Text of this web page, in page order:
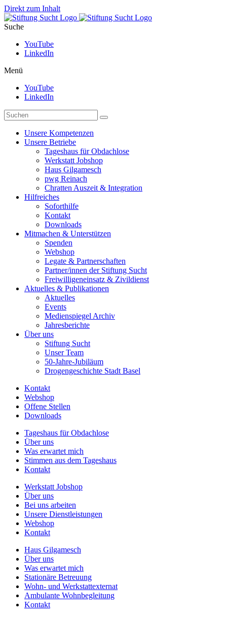
Direkt zum Inhalt
Suche
YouTube
LinkedIn
Menü
YouTube
LinkedIn
Unsere Kompetenzen
Unsere Betriebe
Tageshaus für Obdachlose
Werkstatt Jobshop
Haus Gilgamesch
pwg Reinach
Chratten Auszeit & Integration
Hilfreiches
Soforthilfe
Kontakt
Downloads
Mitmachen & Unterstützen
Spenden
Webshop
Legate & Partnerschaften
Partner/innen der Stiftung Sucht
Freiwilligeneinsatz & Zivildienst
Aktuelles & Publikationen
Aktuelles
Events
Medienspiegel Archiv
Jahresberichte
Über uns
Stiftung Sucht
Unser Team
50-Jahre-Jubiläum
Drogengeschichte Stadt Basel
Kontakt
Webshop
Offene Stellen
Downloads
Tageshaus für Obdachlose
Über uns
Was erwartet mich
Stimmen aus dem Tageshaus
Kontakt
Werkstatt Jobshop
Über uns
Bei uns arbeiten
Unsere Dienstleistungen
Webshop
Kontakt
Haus Gilgamesch
Über uns
Was erwartet mich
Stationäre Betreuung
Wohn- und Werkstattexternat
Ambulante Wohnbegleitung
Kontakt